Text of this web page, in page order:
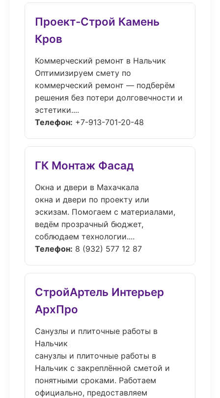
Проект-Строй Камень
Кров
Коммерческий ремонт в Нальчик
Оптимизируем смету по
коммерческий ремонт — подберём
решения без потери долговечности и
эстетики....
Телефон: +7-913-701-20-48
ГК Монтаж Фасад
Окна и двери в Махачкала
окна и двери по проекту или
эскизам. Помогаем с материалами,
ведём прозрачный бюджет,
соблюдаем технологии....
Телефон: 8 (932) 577 12 87
СтройАртель Интерьер
АрхПро
Санузлы и плиточные работы в
Нальчик
санузлы и плиточные работы в
Нальчик с закреплённой сметой и
понятными сроками. Работаем
официально, предоставляем